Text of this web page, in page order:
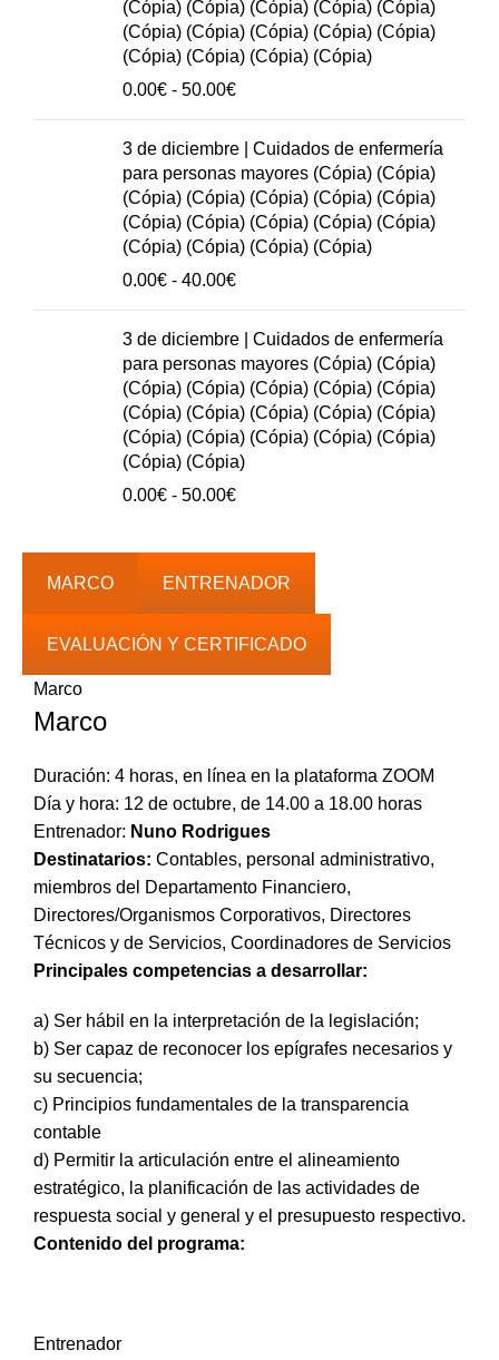
50.00€
(Cópia) (Cópia) (Cópia) (Cópia) (Cópia)
(Cópia) (Cópia) (Cópia) (Cópia) (Cópia)
(Cópia) (Cópia) (Cópia) (Cópia)
0.00€ - 50.00€Rango
precios:
0.00€
hasta
50.00€
3 de diciembre | Cuidados de enfermería
para personas mayores (Cópia) (Cópia)
(Cópia) (Cópia) (Cópia) (Cópia) (Cópia)
(Cópia) (Cópia) (Cópia) (Cópia) (Cópia)
(Cópia) (Cópia) (Cópia) (Cópia)
0.00€ - 40.00€Rango
precios:
0.00€
hasta
40.00€
3 de diciembre | Cuidados de enfermería
para personas mayores (Cópia) (Cópia)
(Cópia) (Cópia) (Cópia) (Cópia) (Cópia)
(Cópia) (Cópia) (Cópia) (Cópia) (Cópia)
(Cópia) (Cópia) (Cópia) (Cópia) (Cópia)
(Cópia) (Cópia)
0.00€ - 50.00€Rango
hasta
50.00€
MARCO ENTRENADOR
EVALUACIÓN Y CERTIFICADO
Marco
Marco
Duración: 4 horas, en línea en la plataforma ZOOM
Día y hora: 12 de octubre, de 14.00 a 18.00 horas
Entrenador: Nuno Rodrigues
Destinatarios: Contables, personal administrativo,
miembros del Departamento Financiero,
Directores/Organismos Corporativos, Directores
Técnicos y de Servicios, Coordinadores de Servicios
Principales competencias a desarrollar:
a) Ser hábil en la interpretación de la legislación;
b) Ser capaz de reconocer los epígrafes necesarios y
su secuencia;
c) Principios fundamentales de la transparencia
contable
d) Permitir la articulación entre el alineamiento
estratégico, la planificación de las actividades de
respuesta social y general y el presupuesto respectivo.
Contenido del programa:
Entrenador